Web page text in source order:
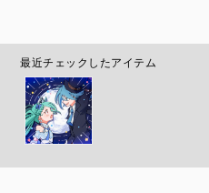
最近チェックしたアイテム